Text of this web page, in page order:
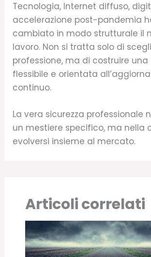
Tecnologia, Internet diffuso,
accelerazione post-pandemia
cambiato in modo strutturale il
lavoro. Non si tratta solo di
professione, ma di costruire
flessibile e orientata
continuo.
La vera sicurezza professionale
un mestiere specifico, ma nella
evolversi insieme al mercato.
Articoli correlati